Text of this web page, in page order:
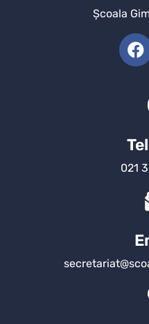
Şcoala
021